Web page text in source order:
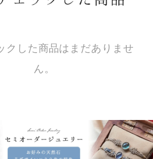
クした商品はまだありませ
ん。